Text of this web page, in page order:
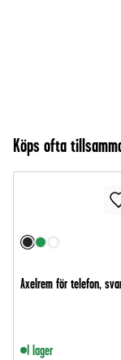
Köps ofta
Axelrem för telefon,
I lager